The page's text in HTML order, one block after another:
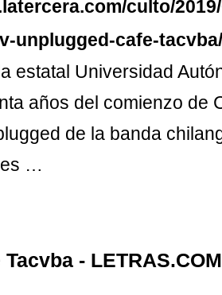
culto/
unplugged-cafe-
estatal Universidad
años del comienzo de
de la banda
…
Tacvba - LETRAS.COM